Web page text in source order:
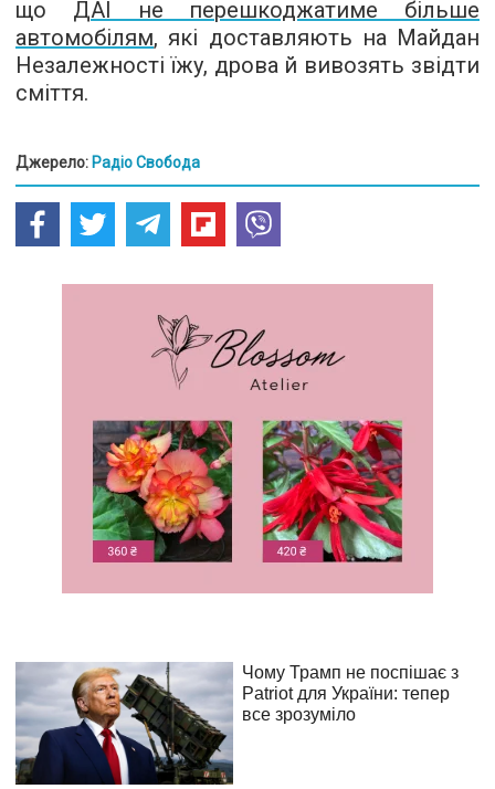
що ДАІ не перешкоджатиме більше
автомобілям, які доставляють на Майдан
Незалежності їжу, дрова й вивозять звідти
сміття.
Джерело: Радіо Свобода